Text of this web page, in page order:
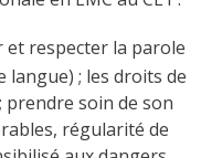
et respecter la parole
langue) ; les droits de
prendre soin de son
régularité de